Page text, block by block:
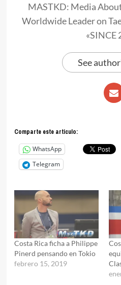
MASTKD: Media
Worldwide Leader on
«SINCE
See
Comparte este articulo:
WhatsApp
Telegram
Costa Rica ficha a Philippe
Pinerd pensando en Tokio
febrero 15, 2019